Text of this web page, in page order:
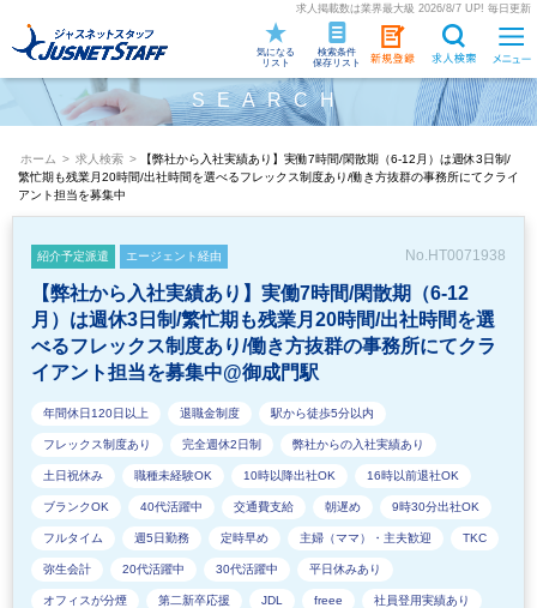
求人掲載数は業界最大級 2026/8/7 UP! 毎日更新
検索条件
保存リスト
気になる
リスト
SEARCH
ホーム > 求人検索 >
【弊社から入社実績あり】実働7時間/閑散期（6-12月）は週休3日制/
繁忙期も残業月20時間/出社時間を選べるフレックス制度あり/働き方抜群の事務所にてクライ
アント担当を募集中
紹介予定派遣 エージェント経由 No.HT0071938
【弊社から入社実績あり】実働7時間/閑散期（6-12
月）は週休3日制/繁忙期も残業月20時間/出社時間を選
べるフレックス制度あり/働き方抜群の事務所にてクラ
イアント担当を募集中@御成門駅
年間休日120日以上 退職金制度 駅から徒歩5分以内
フレックス制度あり 完全週休2日制 弊社からの入社実績あり
土日祝休み 職種未経験OK 10時以降出社OK 16時以前退社OK
ブランクOK 40代活躍中 交通費支給 朝遅め 9時30分出社OK
フルタイム 週5日勤務 定時早め 主婦（ママ）・主夫歓迎 TKC
弥生会計 20代活躍中 30代活躍中 平日休みあり
オフィスが分煙 第二新卒応援 JDL freee 社員登用実績あり